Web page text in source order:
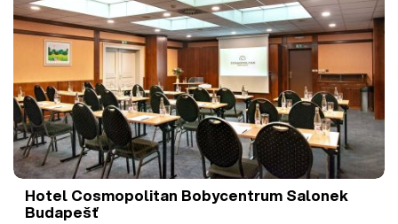
Hotel Cosmopolitan Bobycentrum Salonek
Budapešť